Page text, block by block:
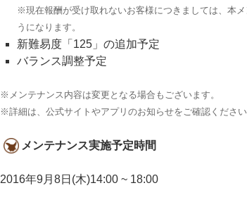
※現在報酬が受け取れないお客様につきましては、本
うになります。
新難易度「125」の追加予定
バランス調整予定
※メンテナンス内容は変更となる場合もございます。
※詳細は、公式サイトやアプリのお知らせをご確認ください
メンテナンス実施予定時間
2016年9月8日(木)14:00 ~ 18:00